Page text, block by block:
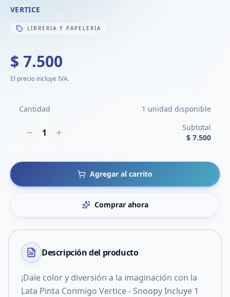
VERTICE
LIBRERIA Y PAPELERIA
$ 7.500
El precio incluye IVA.
Cantidad 1 unidad disponible
1
Subtotal
$ 7.500
Agregar al carrito
Comprar ahora
Descripción del producto
¡Dale color y diversión a la imaginación con la
Lata Pinta Conmigo Vertice - Snoopy Incluye 1